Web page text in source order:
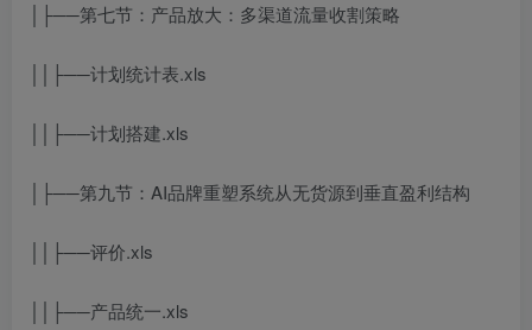
│├──第七节：产品放大：多渠道流量收割策略
││├──计划统计表.xls
││├──计划搭建.xls
│├──第九节：AI品牌重塑系统从无货源到垂直盈利结构
││├──评价.xls
││├──产品统一.xls